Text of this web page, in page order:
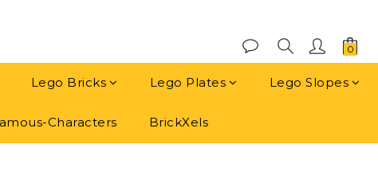
Lego Bricks Lego Plates Lego Slopes
Characters BrickXels